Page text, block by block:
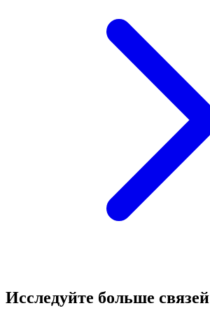
Исследуйте больше связей